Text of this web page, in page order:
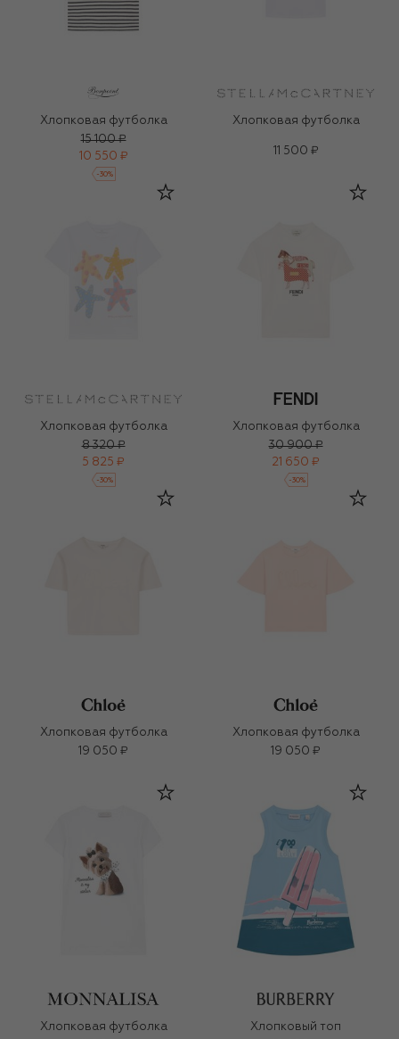
Хлопковая футболка
15 100 ₽
10 550 ₽
-30%
Хлопковая футболка
11 500 ₽
Хлопковая футболка
8 320 ₽
5 825 ₽
-30%
Хлопковая футболка
30 900 ₽
21 650 ₽
-30%
Хлопковая футболка
19 050 ₽
Хлопковая футболка
19 050 ₽
Хлопковая футболка
Хлопковый топ